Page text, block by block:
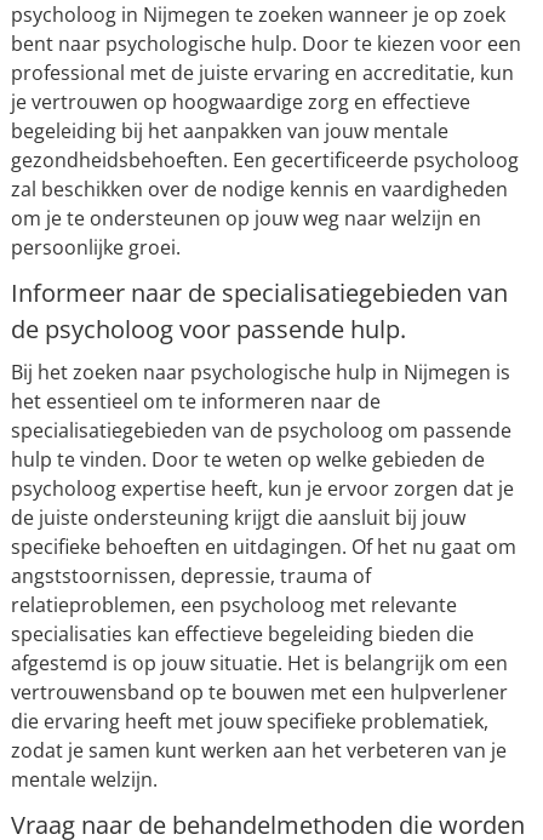
psycholoog in Nijmegen te zoeken wanneer je op zoek
bent naar psychologische hulp. Door te kiezen voor een
professional met de juiste ervaring en accreditatie, kun
je vertrouwen op hoogwaardige zorg en effectieve
begeleiding bij het aanpakken van jouw mentale
gezondheidsbehoeften. Een gecertificeerde psycholoog
zal beschikken over de nodige kennis en vaardigheden
om je te ondersteunen op jouw weg naar welzijn en
persoonlijke groei.
Informeer naar de specialisatiegebieden van
de psycholoog voor passende hulp.
Bij het zoeken naar psychologische hulp in Nijmegen is
het essentieel om te informeren naar de
specialisatiegebieden van de psycholoog om passende
hulp te vinden. Door te weten op welke gebieden de
psycholoog expertise heeft, kun je ervoor zorgen dat je
de juiste ondersteuning krijgt die aansluit bij jouw
specifieke behoeften en uitdagingen. Of het nu gaat om
angststoornissen, depressie, trauma of
relatieproblemen, een psycholoog met relevante
specialisaties kan effectieve begeleiding bieden die
afgestemd is op jouw situatie. Het is belangrijk om een
vertrouwensband op te bouwen met een hulpverlener
die ervaring heeft met jouw specifieke problematiek,
zodat je samen kunt werken aan het verbeteren van je
mentale welzijn.
Vraag naar de behandelmethoden die worden